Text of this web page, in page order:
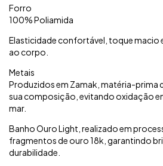
Forro
100% Poliamida
Elasticidade confortável, toque macio
ao corpo.
Metais
Produzidos em Zamak, matéria-prima
sua composição, evitando oxidação
mar.
Banho Ouro Light, realizado em
fragmentos de ouro 18k, garantindo
durabilidade.